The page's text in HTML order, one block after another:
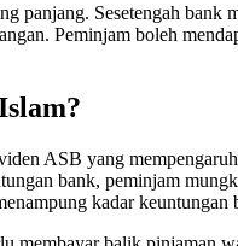
panjang. Sesetengah bank
Peminjam boleh
ASB yang
bank, peminjam
kadar keuntungan